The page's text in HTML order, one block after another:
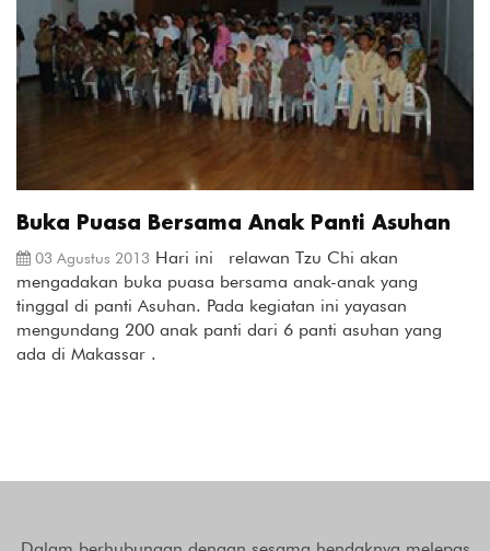
Buka Puasa Bersama Anak Panti Asuhan
03 Agustus 2013 Hari ini relawan Tzu Chi akan
mengadakan buka puasa bersama anak-anak yang
tinggal di panti Asuhan. Pada kegiatan ini yayasan
mengundang 200 anak panti dari 6 panti asuhan yang
ada di Makassar .